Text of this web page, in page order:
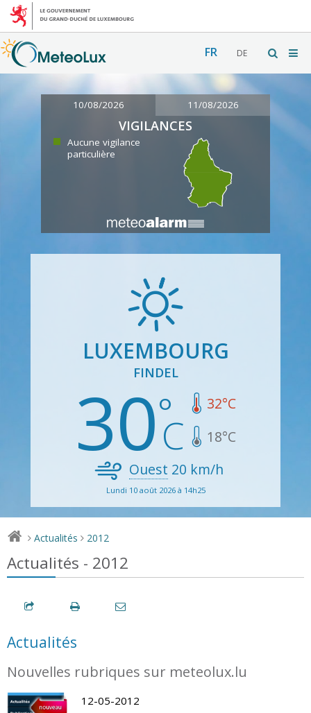
FR DE
10/08/2026 11/08/2026
VIGILANCES
Aucune vigilance
particulière
LUXEMBOURG
FINDEL
30 32°C
18°C
Ouest 20 km/h
Lundi 10 août 2026 à 14h25
> Actualités > 2012
Actualités - 2012
Actualités
Nouvelles rubriques sur meteolux.lu
12-05-2012